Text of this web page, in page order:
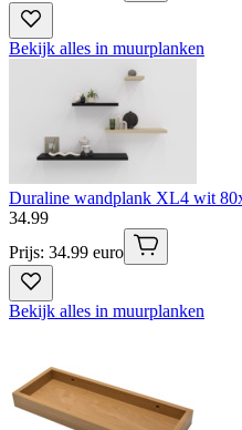
Bekijk alles in muurplanken
Duraline wandplank XL4 wit
34.99
Prijs: 34.99 euro
Bekijk alles in muurplanken